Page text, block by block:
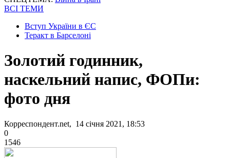
ВСІ ТЕМИ
Вступ України в ЄС
Теракт в Барселоні
Золотий годинник,
наскельний напис, ФОПи:
фото дня
Корреспондент.net, 14 січня 2021, 18:53
0
1546